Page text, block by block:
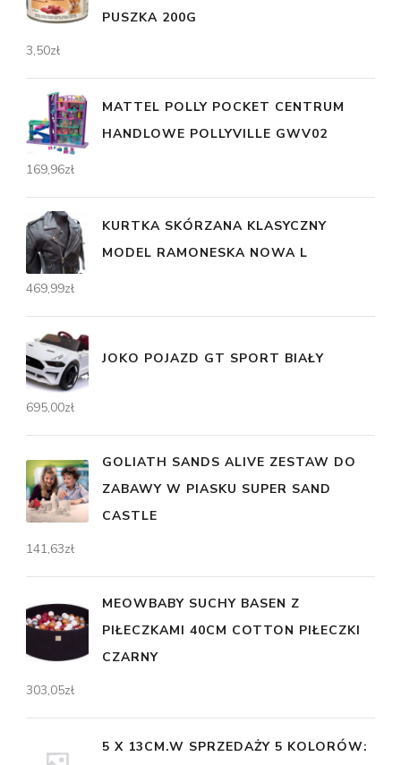
PUSZKA 200G
3,50zł
MATTEL POLLY POCKET CENTRUM
HANDLOWE POLLYVILLE GWV02
169,96zł
KURTKA SKÓRZANA KLASYCZNY
MODEL RAMONESKA NOWA L
469,99zł
JOKO POJAZD GT SPORT BIAŁY
695,00zł
GOLIATH SANDS ALIVE ZESTAW DO
ZABAWY W PIASKU SUPER SAND
CASTLE
141,63zł
MEOWBABY SUCHY BASEN Z
PIŁECZKAMI 40CM COTTON PIŁECZKI
CZARNY
303,05zł
5 X 13CM.W SPRZEDAŻY 5 KOLORÓW: